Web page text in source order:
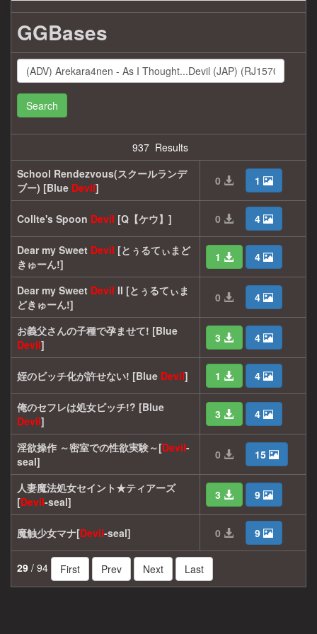
GGBases
Search
937 Results
School Rendezvous(スクールランデ
ブー) [Blue Devil] 0 1
Collte's Spoon Devil [Q【ケウ】] 0 4
Dear my Sweet Devil [とぅるてぃまど
きゅーん!]
1 4
Dear my Sweet Devil II [とぅるてぃま
どきゅーん!]
0 4
お義父さんの子種で孕ませて! [Blue
Devil] 3 4
姪のビッチ化が許せない! [Blue Devil] 1 4
俺のセフレは処女ビッチ!? [Blue
Devil] 3 4
淫欲操作 ～密室での性欲実験～[Devil-
seal]
0 15
人妻魔法処女セイント★ティアーズ
[Devil-seal] 3 9
魔触少女マナ[Devil-seal] 0 9
29 / 94 First Prev Next Last